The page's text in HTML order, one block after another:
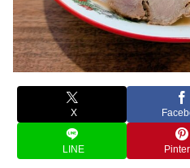
X
LINE